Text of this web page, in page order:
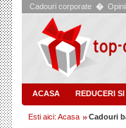
Cadouri corporate �
ACASA REDUCERI
Esti aici: Acasa Cadouri